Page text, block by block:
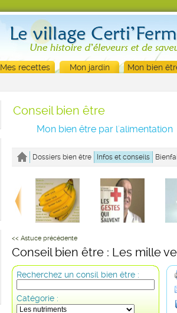
Mes recettes Mon jardin Mon bien
Conseil bien être
Mon bien être par l'alimentation
Dossiers bien être Infos et conseils
<< Astuce précédente
Conseil bien être : Les mille
Recherchez un consil bien être :
Catégorie :